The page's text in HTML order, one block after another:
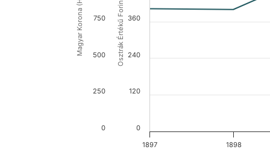
Osztrák Értékű Forint (OEF)
Magyar Korona (HUK)
1897 1898
0
120
240
360
0
250
500
750